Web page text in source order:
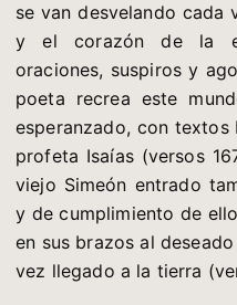
se van desvelando cada
y el corazón de la
oraciones, suspiros y
poeta recrea este
esperanzado, con
profeta Isaías (versos
viejo Simeón entrado
y de cumplimiento de
en sus brazos al
vez llegado a la tierra